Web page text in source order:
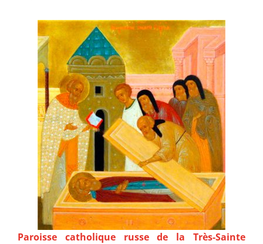
Paroisse catholique russe de la Très-Sainte